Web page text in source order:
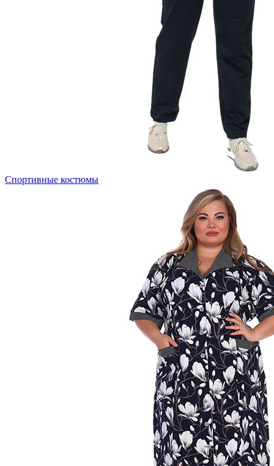
Спортивные костюмы